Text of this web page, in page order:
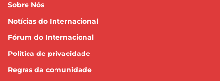
Sobre Nós
Notícias do Internacional
Fórum do Internacional
Política de privacidade
Regras da comunidade